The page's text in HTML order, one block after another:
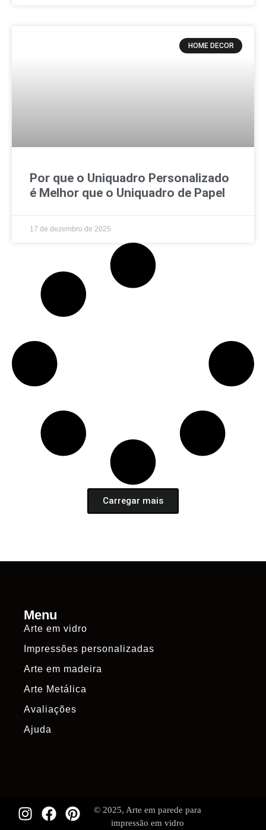
HOME DECOR
Por que o Uniquadro Personalizado
é Melhor que o Uniquadro de Papel
17 de dezembro de 2025
Carregar mais
Menu
Arte em vidro
Impressões personalizadas
Arte em madeira
Arte Metálica
Avaliações
Ajuda
© 2025, Arte em parede para
impressão em vidro